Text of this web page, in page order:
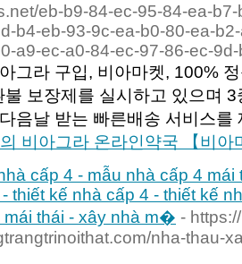
eb-b9-84-ec-95-84-ea-
b4-eb-93-9c-ea-b0-80-ea-
a9-ec-a0-84-ec-97-86-ec-
그라 구입, 비아마켓, 100%
보장제를 실시하고 있으며
음날 받는 빠른배송 서비스를
비아그라 온라인약국 【비아
cấp 4 - mẫu nhà cấp 4
thiết kế nhà cấp 4 - thiết kế
mái thái - xây nhà m� -
nha-thau-